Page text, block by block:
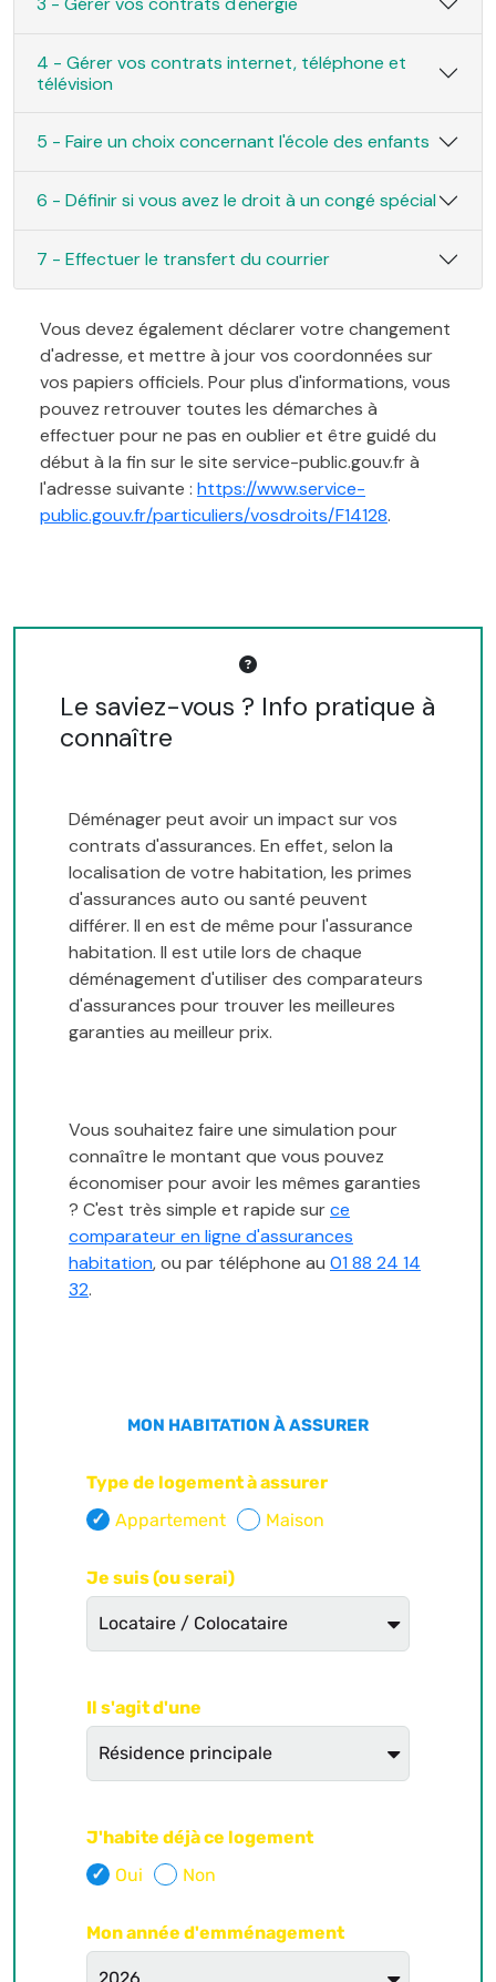
4 - Gérer vos contrats internet, téléphone et
télévision
5 - Faire un choix concernant l'école des enfants
6 - Définir si vous avez le droit à un congé spécial
7 - Effectuer le transfert du courrier
Vous devez également déclarer votre changement
d'adresse, et mettre à jour vos coordonnées sur
vos papiers officiels. Pour plus d'informations, vous
pouvez retrouver toutes les démarches à
effectuer pour ne pas en oublier et être guidé du
début à la fin sur le site service-public.gouv.fr à
l'adresse suivante : https://www.service-
public.gouv.fr/particuliers/vosdroits/F14128.
Le saviez-vous ? Info pratique à
connaître
Déménager peut avoir un impact sur vos
contrats d'assurances. En effet, selon la
localisation de votre habitation, les primes
d'assurances auto ou santé peuvent
différer. Il en est de même pour l'assurance
habitation. Il est utile lors de chaque
déménagement d'utiliser des comparateurs
d'assurances pour trouver les meilleures
garanties au meilleur prix.
Vous souhaitez faire une simulation pour
connaître le montant que vous pouvez
économiser pour avoir les mêmes garanties
? C'est très simple et rapide surce
comparateur en ligne d'assurances
habitation, ou par téléphone au 01 88 24 14
32.